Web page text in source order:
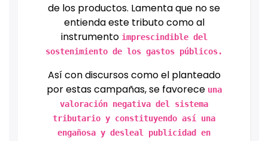
de los productos. Lamenta que no se
entienda este tributo como al
instrumento imprescindible del
sostenimiento de los gastos públicos.
Así con discursos como el planteado
por estas campañas, se favorece una
valoración negativa del sistema
tributario y constituyendo así una
engañosa y desleal publicidad en